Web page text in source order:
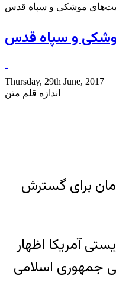
-
Thursday, 29th June, 2017
اندازه قلم متن
طرح مقابله با اقدامات تروریستی آمریکا اختصاص ۱۰۰۰ میلیارد تومان برای گسترش
با اقدامات تروریستی آمریکا اظهار
فعالیت‌های موشکی جمهوری اسلامی